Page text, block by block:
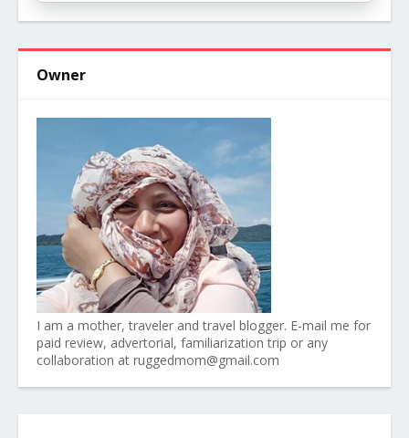
Owner
I am a mother, traveler and travel blogger. E-mail me for
paid review, advertorial, familiarization trip or any
collaboration at ruggedmom@gmail.com